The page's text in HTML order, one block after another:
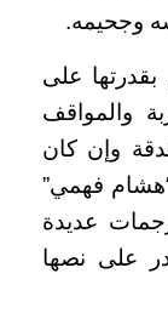
وجحيمه.
على
والمواقف
وإن كان
“هشام فهمي”
عديدة
على نصها